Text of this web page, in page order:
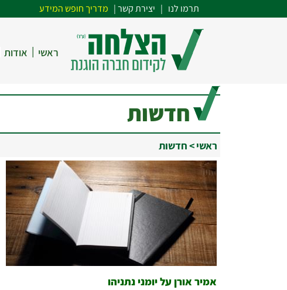
תרמו לנו | יצירת קשר| מדריך חופש המידע
ראשי | אודות
חדשות
ראשי>חדשות
אמיר אורן על יומני נתניהו